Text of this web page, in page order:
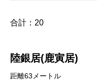
合計： 20
陸銀居(鹿寅居)
距離63メートル